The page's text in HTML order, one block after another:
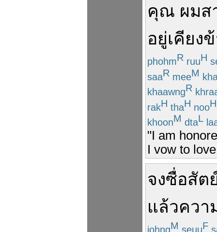
คุณ ผมส
อยู่เคียง
phohmR ruuH
saaR meeM
khaawngR
rakH thaH nooH
khoonM dtaL
"I am
I vow to
จงซื่อสัต
แล้วควา
johngM seuuF